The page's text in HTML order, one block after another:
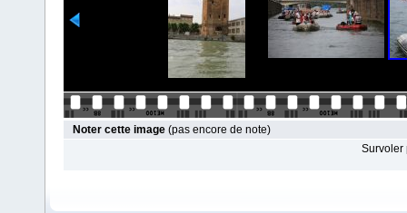
Noter cette image (pas encore de note)
Survoler